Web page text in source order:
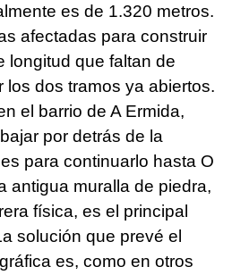
es de 1.320 metros.
afectadas para construir
longitud que faltan de
los dos tramos ya abiertos.
el barrio de A Ermida,
por detrás de la
para continuarlo hasta O
antigua muralla de piedra,
física, es el principal
solución que prevé el
es, como en otros